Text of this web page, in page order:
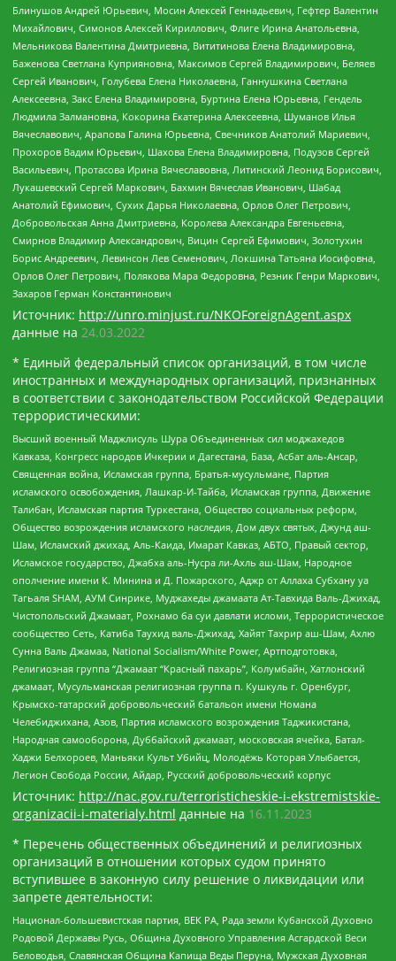
Блинушов Андрей Юрьевич, Мосин Алексей Геннадьевич, Гефтер Валентин
Михайлович, Симонов Алексей Кириллович, Флиге Ирина Анатольевна,
Мельникова Валентина Дмитриевна, Вититинова Елена Владимировна,
Баженова Светлана Куприяновна, Максимов Сергей Владимирович, Беляев
Сергей Иванович, Голубева Елена Николаевна, Ганнушкина Светлана
Алексеевна, Закс Елена Владимировна, Буртина Елена Юрьевна, Гендель
Людмила Залмановна, Кокорина Екатерина Алексеевна, Шуманов Илья
Вячеславович, Арапова Галина Юрьевна, Свечников Анатолий Мариевич,
Прохоров Вадим Юрьевич, Шахова Елена Владимировна, Подузов Сергей
Васильевич, Протасова Ирина Вячеславовна, Литинский Леонид Борисович,
Лукашевский Сергей Маркович, Бахмин Вячеслав Иванович, Шабад
Анатолий Ефимович, Сухих Дарья Николаевна, Орлов Олег Петрович,
Добровольская Анна Дмитриевна, Королева Александра Евгеньевна,
Смирнов Владимир Александрович, Вицин Сергей Ефимович, Золотухин
Борис Андреевич, Левинсон Лев Семенович, Локшина Татьяна Иосифовна,
Орлов Олег Петрович, Полякова Мара Федоровна, Резник Генри Маркович,
Захаров Герман Константинович
Источник: http://unro.minjust.ru/NKOForeignAgent.aspx
данные на 24.03.2022
* Единый федеральный список организаций, в том числе
иностранных и международных организаций, признанных
в соответствии с законодательством Российской Федерации
террористическими:
Высший военный Маджлисуль Шура Объединенных сил моджахедов
Кавказа, Конгресс народов Ичкерии и Дагестана, База, Асбат аль-Ансар,
Священная война, Исламская группа, Братья-мусульмане, Партия
исламского освобождения, Лашкар-И-Тайба, Исламская группа, Движение
Талибан, Исламская партия Туркестана, Общество социальных реформ,
Общество возрождения исламского наследия, Дом двух святых, Джунд аш-
Шам, Исламский джихад, Аль-Каида, Имарат Кавказ, АБТО, Правый сектор,
Исламское государство, Джабха аль-Нусра ли-Ахль аш-Шам, Народное
ополчение имени К. Минина и Д. Пожарского, Аджр от Аллаха Субхану уа
Тагьаля SHAM, АУМ Синрике, Муджахеды джамаата Ат-Тавхида Валь-Джихад,
Чистопольский Джамаат, Рохнамо ба суи давлати исломи, Террористическое
сообщество Сеть, Катиба Таухид валь-Джихад, Хайят Тахрир аш-Шам, Ахлю
Сунна Валь Джамаа, National Socialism/White Power, Артподготовка,
Религиозная группа “Джамаат “Красный пахарь”, Колумбайн, Хатлонский
джамаат, Мусульманская религиозная группа п. Кушкуль г. Оренбург,
Крымско-татарский добровольческий батальон имени Номана
Челебиджихана, Азов, Партия исламского возрождения Таджикистана,
Народная самооборона, Дуббайский джамаат, московская ячейка, Батал-
Хаджи Белхороев, Маньяки Культ Убийц, Молодёжь Которая Улыбается,
Легион Свобода России, Айдар, Русский добровольческий корпус
Источник: http://nac.gov.ru/terroristicheskie-i-ekstremistskie-
organizacii-i-materialy.html данные на 16.11.2023
* Перечень общественных объединений и религиозных
организаций в отношении которых судом принято
вступившее в законную силу решение о ликвидации или
запрете деятельности:
Национал-большевистская партия, ВЕК РА, Рада земли Кубанской Духовно
Родовой Державы Русь, Община Духовного Управления Асгардской Веси
Беловодья, Славянская Община Капища Веды Перуна, Мужская Духовная